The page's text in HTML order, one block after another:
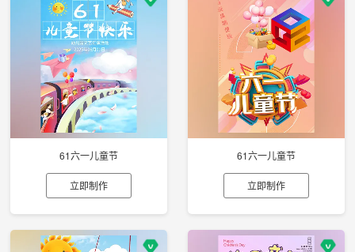
61六一儿童节
立即制作
61六一儿童节
立即制作